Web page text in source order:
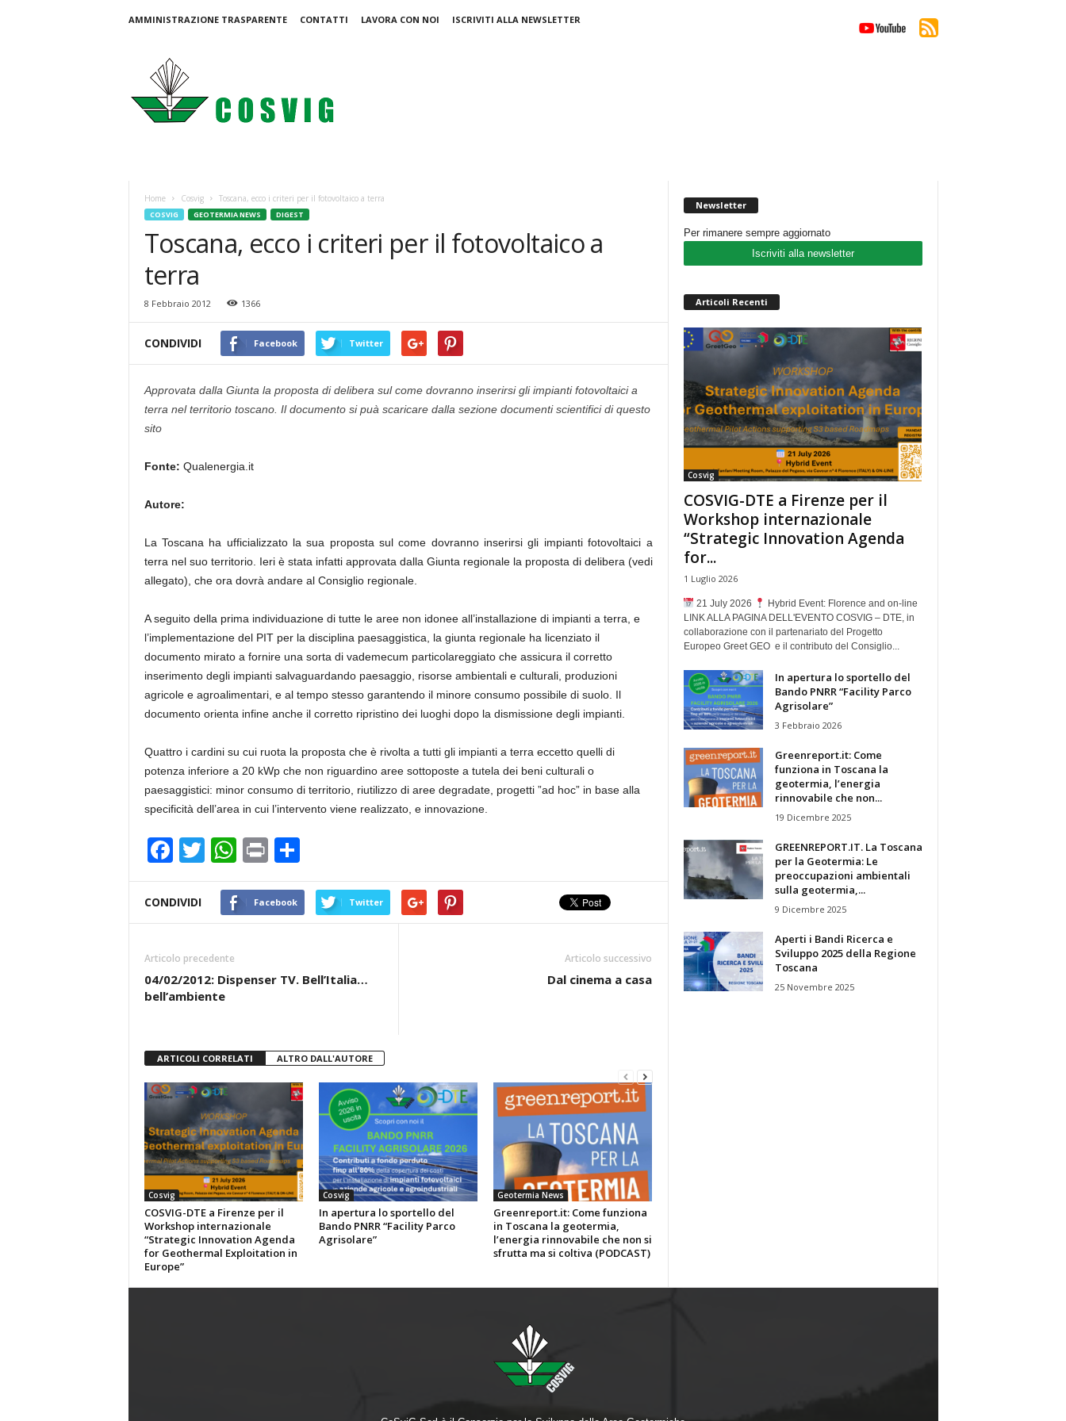
AMMINISTRAZIONE TRASPARENTE CONTATTI LAVORA CON NOI ISCRIVITI ALLA NEWSLETTER
Home Cosvig Toscana, ecco i criteri per il fotovoltaico a terra
COSVIG GEOTERMIA NEWS DIGEST
Toscana, ecco i criteri per il fotovoltaico a
terra
8 Febbraio 2012 1366
CONDIVIDI Facebook Twitter
Approvata dalla Giunta la proposta di delibera sul come dovranno inserirsi gli impianti fotovoltaici a
terra nel territorio toscano. Il documento si puà scaricare dalla sezione documenti scientifici di questo
sito
Fonte: Qualenergia.it
Autore:
La Toscana ha ufficializzato la sua proposta sul come dovranno inserirsi gli impianti fotovoltaici a
terra nel suo territorio. Ieri è stata infatti approvata dalla Giunta regionale la proposta di delibera (vedi
allegato), che ora dovrà andare al Consiglio regionale.
A seguito della prima individuazione di tutte le aree non idonee all’installazione di impianti a terra, e
l’implementazione del PIT per la disciplina paesaggistica, la giunta regionale ha licenziato il
documento mirato a fornire una sorta di vademecum particolareggiato che assicura il corretto
inserimento degli impianti salvaguardando paesaggio, risorse ambientali e culturali, produzioni
agricole e agroalimentari, e al tempo stesso garantendo il minore consumo possibile di suolo. Il
documento orienta infine anche il corretto ripristino dei luoghi dopo la dismissione degli impianti.
Quattro i cardini su cui ruota la proposta che è rivolta a tutti gli impianti a terra eccetto quelli di
potenza inferiore a 20 kWp che non riguardino aree sottoposte a tutela dei beni culturali o
paesaggistici: minor consumo di territorio, riutilizzo di aree degradate, progetti ”ad hoc” in base alla
specificità dell’area in cui l’intervento viene realizzato, e innovazione.
F
a
c
e
b
o
o
T
wi
er
W
h
at
s
p
Pr
in
t
o
n
di
di
CONDIVIDI Facebook Twitter
Articolo precedente
04/02/2012: Dispenser TV. Bell’Italia…
bell’ambiente
Articolo successivo
Dal cinema a casa
ARTICOLI CORRELATI ALTRO DALL'AUTORE
Cosvig
COSVIG-DTE a Firenze per il
Workshop internazionale
“Strategic Innovation Agenda
for Geothermal Exploitation in
Europe”
Cosvig
In apertura lo sportello del
Bando PNRR “Facility Parco
Agrisolare”
Geotermia News
Greenreport.it: Come funziona
in Toscana la geotermia,
l’energia rinnovabile che non si
sfrutta ma si coltiva (PODCAST)
Newsletter
Per rimanere sempre aggiornato
Iscriviti alla newsletter
Articoli Recenti
Cosvig
COSVIG-DTE a Firenze per il
Workshop internazionale
“Strategic Innovation Agenda
for...
1 Luglio 2026
21 July 2026
Hybrid Event: Florence and on-line
LINK ALLA PAGINA DELL'EVENTO COSVIG – DTE, in
collaborazione con il partenariato del Progetto
Europeo Greet GEO e il contributo del Consiglio...
In apertura lo sportello del
Bando PNRR “Facility Parco
Agrisolare”
3 Febbraio 2026
Greenreport.it: Come
funziona in Toscana la
geotermia, l’energia
rinnovabile che non...
19 Dicembre 2025
GREENREPORT.IT. La Toscana
per la Geotermia: Le
preoccupazioni ambientali
sulla geotermia,...
9 Dicembre 2025
Aperti i Bandi Ricerca e
Sviluppo 2025 della Regione
Toscana
25 Novembre 2025